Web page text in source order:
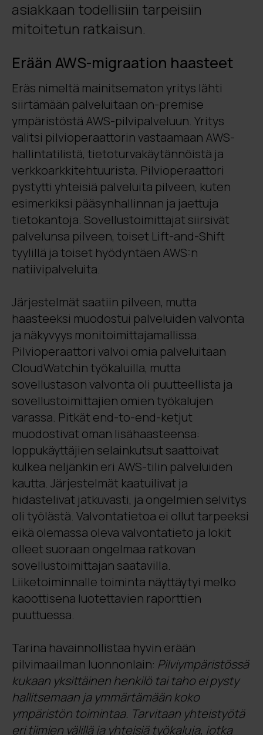
asiakkaan todellisiin tarpeisiin
mitoitetun ratkaisun.
Erään AWS-migraation haasteet
Eräs nimeltä mainitsematon yritys lähti
siirtämään palveluitaan on-premise
ympäristöstä AWS-pilvipalveluun. Yritys
valitsi pilvioperaattorin vastaamaan AWS-
hallintatilistä, tietoturvakäytännöistä ja
verkkoarkkitehtuurista. Pilvioperaattori
pystytti yhteisiä palveluita pilveen, kuten
esimerkiksi pääsynhallinnan ja jaettuja
tietokantoja. Sovellustoimittajat siirsivät
palvelunsa pilveen, toiset Lift-and-Shift
tyylillä ja toiset hyödyntäen AWS:n
natiivipalveluita.
Järjestelmät saatiin pilveen, mutta
haasteeksi muodostui palveluiden valvonta
ja näkyvyys monitoimittajamallissa.
Pilvioperaattori valvoi omia palveluitaan
CloudWatchin työkaluilla, mutta
sovellustason valvonta oli puutteellista ja
sovellustoimittajien omien työkalujen
varassa. Pitkät end-to-end-ketjut
muodostivat oman lisähaasteensa:
loppukäyttäjien selainkutsut saattoivat
kulkea neljänkin eri AWS-tilin palveluiden
kautta. Järjestelmät kaatuilivat ja
hidastelivat jatkuvasti, ja ongelmien selvitys
oli työlästä. Valvontatietoa ei ollut tarpeeksi
eikä olemassa oleva valvontatieto ja lokit
olleet suoraan ongelmaa ratkovan
sovellustoimittajan saatavilla.
Liiketoiminnalle toiminta näyttäytyi melko
kaoottisena luotettavien raporttien
puuttuessa.
Tarina havainnollistaa hyvin erään
pilvimaailman luonnonlain: Pilviympäristössä
kukaan yksittäinen henkilö tai taho ei pysty
hallitsemaan ja ymmärtämään koko
ympäristön toimintaa. Tarvitaan yhteistyötä
eri tiimien välillä ja yhteisiä työkaluja, jotka